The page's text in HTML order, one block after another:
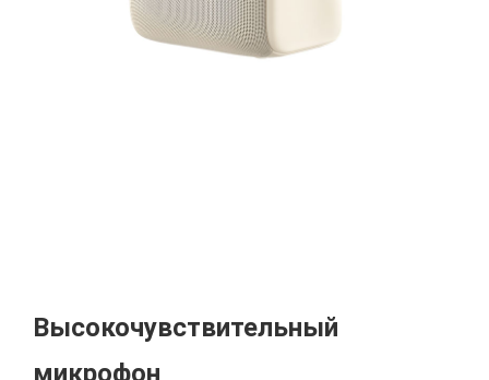
Высокочувствительный
микрофон